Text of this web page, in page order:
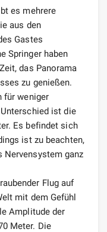
es mehrere
aus den
Gastes
Springer haben
das Panorama
zu genießen.
für weniger
ist die
Es befindet sich
ist zu beachten,
Nervensystem ganz
Flug auf
mit dem Gefühl
Amplitude der
Meter. Die